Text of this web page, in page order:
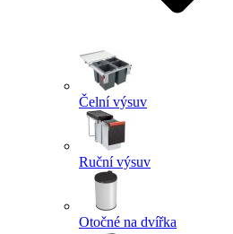
Čelní výsuv
Ruční výsuv
Otočné na dvířka